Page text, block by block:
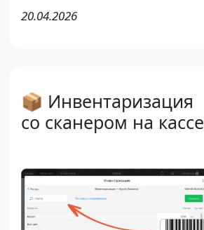
20.04.2026
📦 Инвентаризация
со сканером на кассе